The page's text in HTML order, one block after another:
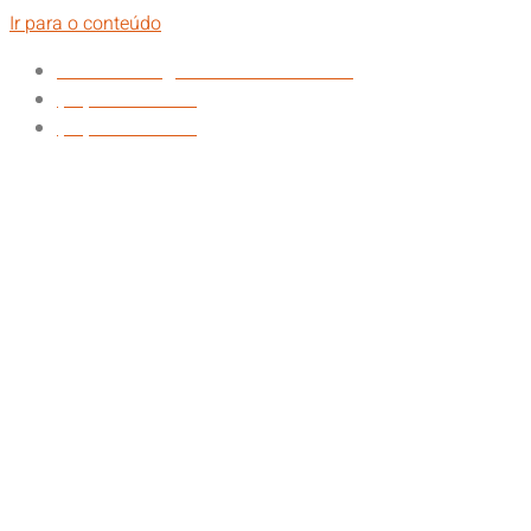
Ir para o conteúdo
atendimento@nathanfilmes.com.br
(11) 94752-5924
(48) 99151-0472